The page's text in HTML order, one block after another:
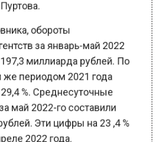
за январь-май 2022
миллиарда рублей. По
периодом 2021 года
%. Среднесуточные
май 2022-го составили
Эти цифры на 23 ,4 %
2022 года.